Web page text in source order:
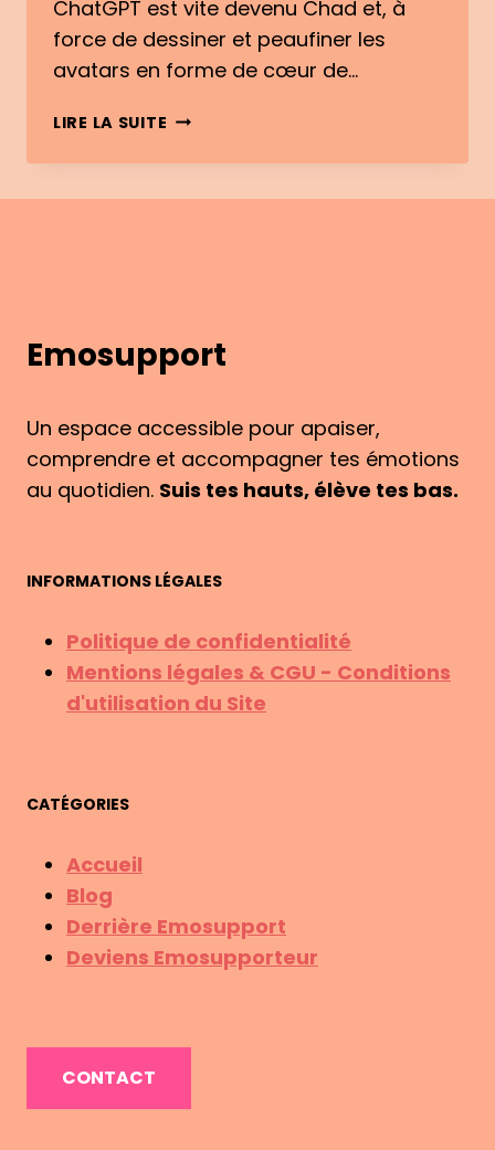
ChatGPT est vite devenu Chad et, à
force de dessiner et peaufiner les
avatars en forme de cœur de…
LIRE LA SUITE CHATGPT,
&
MOI
?
Emosupport
Un espace accessible pour apaiser,
comprendre et accompagner tes émotions
au quotidien. Suis tes hauts, élève tes bas.
INFORMATIONS LÉGALES
Politique de confidentialité
Mentions légales & CGU - Conditions
d'utilisation du Site
CATÉGORIES
Accueil
Blog
Derrière Emosupport
Deviens Emosupporteur
CONTACT